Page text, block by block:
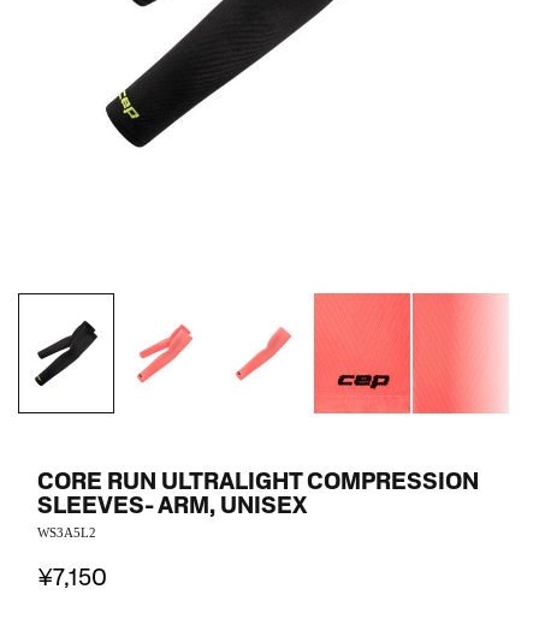
CORE RUN ULTRALIGHT COMPRESSION
SLEEVES- ARM, UNISEX
WS3A5L2
¥7,150